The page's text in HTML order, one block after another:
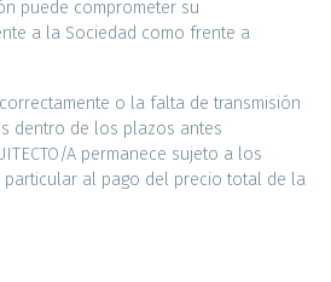
puede comprometer su
a la Sociedad como frente a
o la falta de transmisión
dentro de los plazos antes
A permanece sujeto a los
al pago del precio total de la